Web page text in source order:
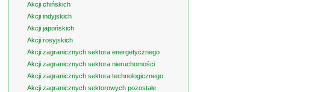
Akcji chińskich
Akcji indyjskich
Akcji japońskich
Akcji rosyjskich
Akcji zagranicznych sektora energetycznego
Akcji zagranicznych sektora nieruchomości
Akcji zagranicznych sektora technologicznego
Akcji zagranicznych sektorowych pozostałe